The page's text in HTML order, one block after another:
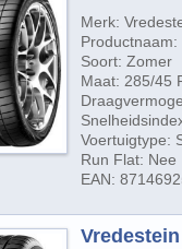
Merk:
Soort: Zomer
Maat: 285/45
Voertuigtype:
Run Flat: Nee
EAN: